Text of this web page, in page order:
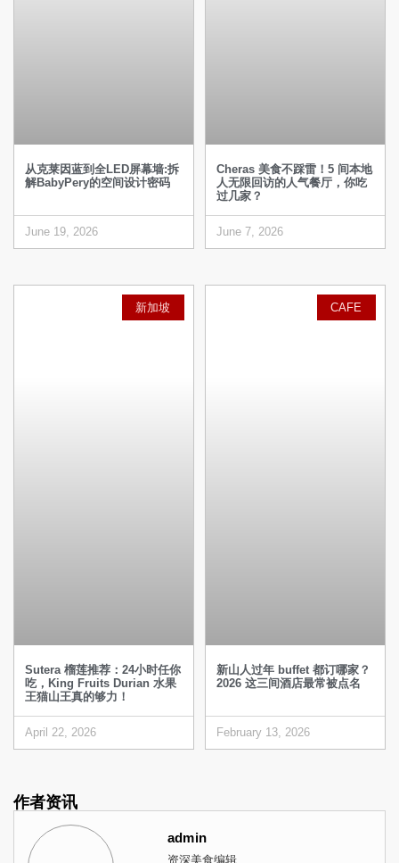
从克莱因蓝到全LED屏幕墙:拆
解BabyPery的空间设计密码
June 19, 2026
Cheras 美食不踩雷！5 间本地
人无限回访的人气餐厅，你吃
过几家？
June 7, 2026
新加坡
Sutera 榴莲推荐：24小时任你
吃，King Fruits Durian 水果
王猫山王真的够力！
April 22, 2026
CAFE
新山人过年 buffet 都订哪家？
2026 这三间酒店最常被点名
February 13, 2026
作者资讯
admin
资深美食编辑